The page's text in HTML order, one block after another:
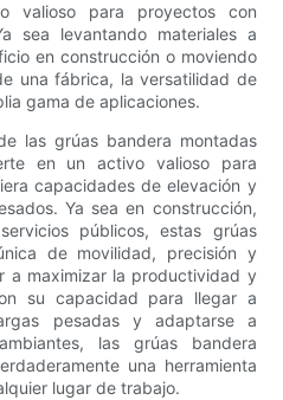
valioso para proyectos con
sea levantando materiales a
en construcción o moviendo
una fábrica, la versatilidad de
gama de aplicaciones.
las grúas bandera montadas
en un activo valioso para
capacidades de elevación y
Ya sea en construcción,
públicos, estas grúas
de movilidad, precisión y
a maximizar la productividad y
su capacidad para llegar a
pesadas y adaptarse a
las grúas bandera
una herramienta
lugar de trabajo.